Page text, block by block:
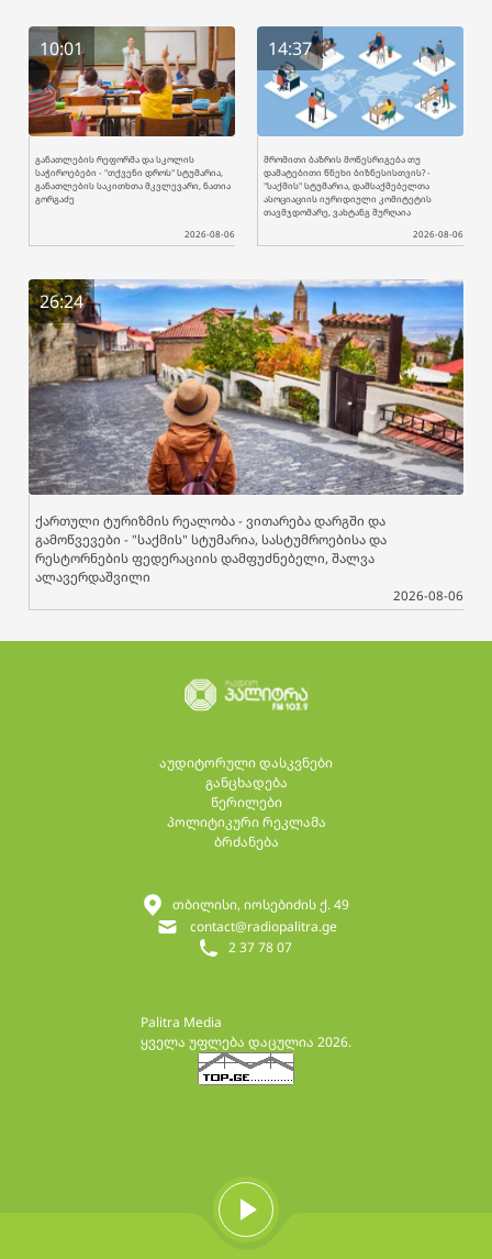
10:01
განათლების რეფორმა და სკოლის
საჭიროებები - "თქვენი დროს" სტუმარია,
განათლების საკითხთა მკვლევარი, ნათია
გორგაძე
2026-08-06
14:37
შრომითი ბაზრის მოწესრიგება თუ
დამატებითი წნეხი ბიზნესისთვის? -
"საქმის" სტუმარია, დამსაქმებელთა
ასოციაციის იურიდიული კომიტეტის
თავმჯდომარე, ვახტანგ შურღაია
2026-08-06
26:24
ქართული ტურიზმის რეალობა - ვითარება დარგში და
გამოწვევები - "საქმის" სტუმარია, სასტუმროებისა და
რესტორნების ფედერაციის დამფუძნებელი, შალვა
ალავერდაშვილი
2026-08-06
აუდიტორული დასკვნები
განცხადება
წერილები
პოლიტიკური რეკლამა
ბრძანება
Palitra Media
ყველა უფლება დაცულია 2026.
2 37 78 07
contact@radiopalitra.ge
თბილისი, იოსებიძის ქ. 49